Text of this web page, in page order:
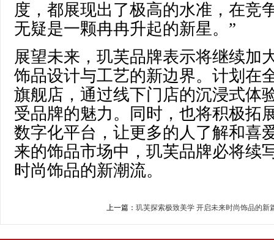
度，都展现出了极高的水准，在竞
无疑是一颗冉冉升起的新星。”
展望未来，玑芙品牌表示将继续加
饰品设计与工艺的新边界。计划在
旗舰店，通过线下门店的沉浸式体
受品牌的魅力。同时，也将积极拓
数字化平台，让更多的人了解和喜
来的饰品市场中，玑芙品牌必将续
时尚饰品的新潮流。
上一篇： 玑芙探索极致美学 开启未来时尚饰品的新